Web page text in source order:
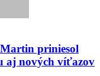
priniesol
aj nových víťazov